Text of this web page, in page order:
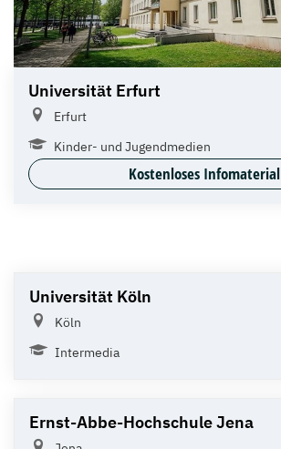
Universität Erfurt
Erfurt
Kinder- und Jugendmedien
Kostenloses Infomaterial
Universität Köln
Köln
Intermedia
Ernst-Abbe-Hochschule Jena